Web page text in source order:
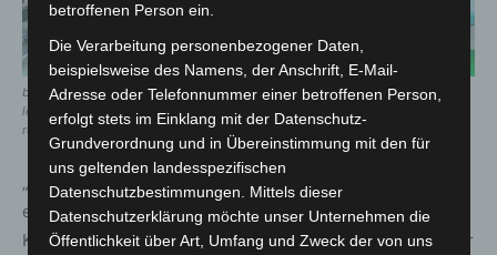
bei einem operativen eingriff entfernten ärzte der mhh der patientin die halbe
leber einschließlich des tumors. links im bild ist ein perfusionsgerät zu sehen,
rechts eine ecmo. – © medizinische hochschule hannover (mhh)
„Nur weil die Leber blutleer war, konnten wir in der OP
eine Lebervene rekonstruieren. Dank der kontrollierten
Kühlung und kontinuierlichen Sauerstoffzufuhr hatten wir
betroffenen Person ein.
Die Verarbeitung personenbezogener Daten,
beispielsweise des Namens, der Anschrift, E-Mail-
Adresse oder Telefonnummer einer betroffenen Person,
erfolgt stets im Einklang mit der Datenschutz-
Grundverordnung und in Übereinstimmung mit den für
uns geltenden landesspezifischen
Datenschutzbestimmungen. Mittels dieser
Datenschutzerklärung möchte unser Unternehmen die
Öffentlichkeit über Art, Umfang und Zweck der von uns